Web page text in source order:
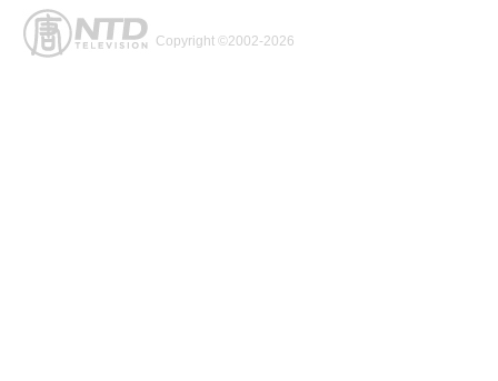
Copyright ©2002-2026